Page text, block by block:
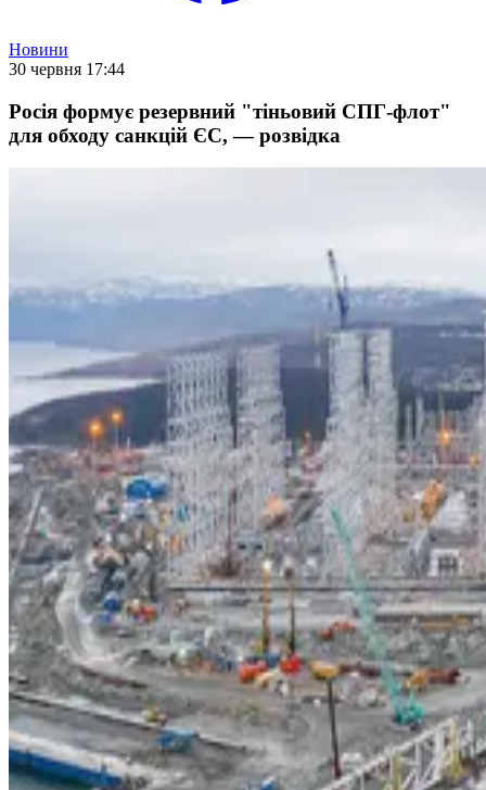
Новини
30 червня 17:44
Росія формує резервний "тіньовий СПГ-флот"
для обходу санкцій ЄС, — розвідка